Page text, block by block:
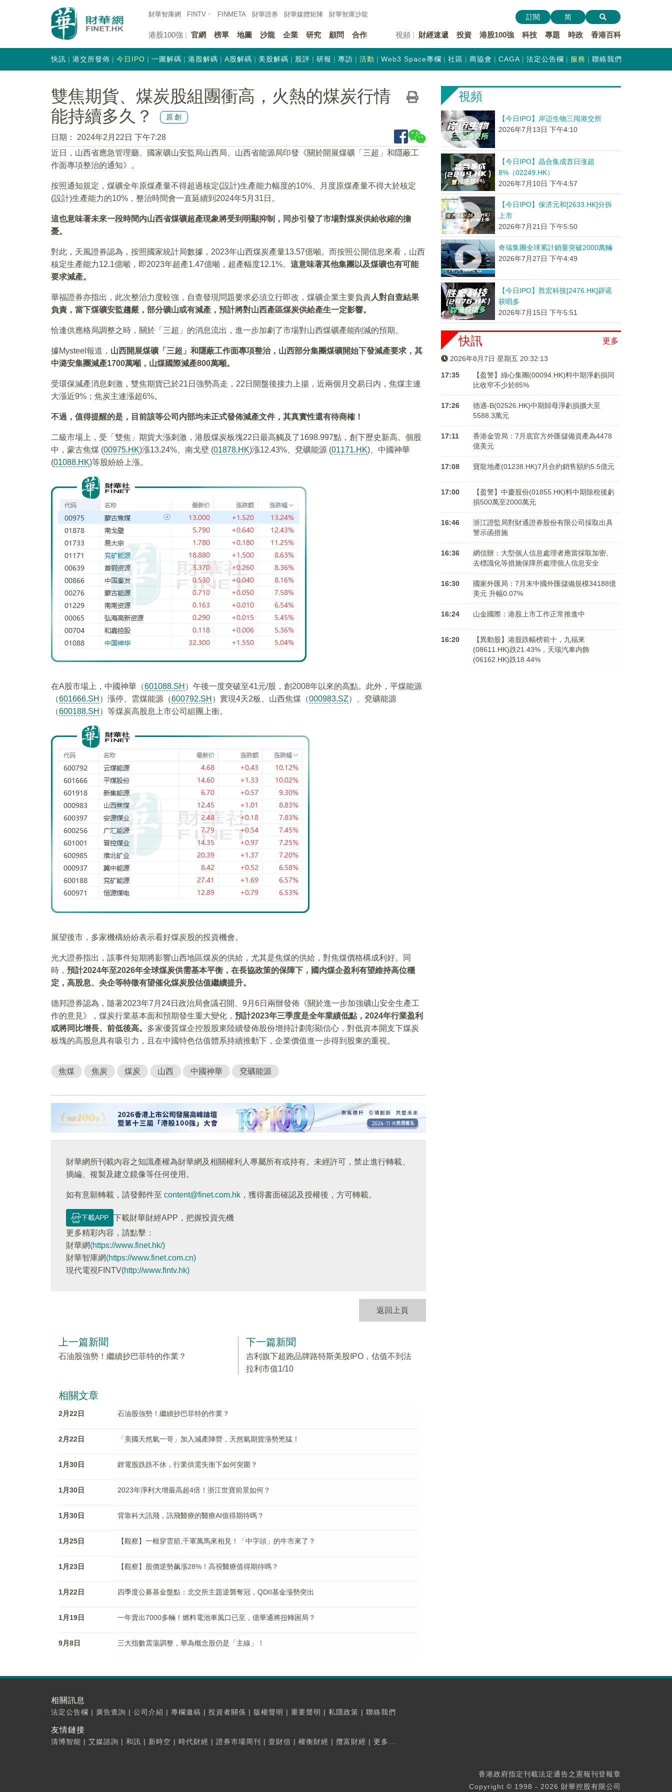
財華智庫網 FINTV FINMETA 財華證券 財華媒體矩陣 財華智庫沙龍
港股100強 官網 榜單 地圖 沙龍 企業 研究 顧問 合作 視頻 財經速遞 投資 港股100強 科技 專題 時政 香港百科
訂閱 简
快訊 港交所發佈 今日IPO 一圖解碼 港股解碼 A股解碼 美股解碼 股評 研報 專訪 活動 Web3 Space專欄 社區 商協會 CAGA 法定公告欄 服務 聯絡我們
雙焦期貨、煤炭股組團衝高，火熱的煤炭行情
能持續多久？
原創
日期：
2024年2月22日 下午7:28
近日，山西省應急管理廳、國家礦山安監局山西局、山西省能源局印發《關於開展煤礦「三超」和隱蔽工
作面專項整治的通知》。
按照通知規定，煤礦全年原煤產量不得超過核定(設計)生產能力幅度的10%、月度原煤產量不得大於核定
(設計)生產能力的10%，整治時間會一直延續到2024年5月31日。
這也意味著未來一段時間内山西省煤礦超產現象將受到明顯抑制，同步引發了市場對煤炭供給收縮的擔
憂。
對此，天風證券認為，按照國家統計局數據，2023年山西煤炭產量13.57億噸。而按照公開信息來看，山西
核定生產能力12.1億噸，即2023年超產1.47億噸，超產幅度12.1%。 這意味著其他集團以及煤礦也有可能
要求減產。
華福證券亦指出，此次整治力度較強，自查發現問題要求必須立行即改，煤礦企業主要負責人對自查結果
負責，當下煤礦安監趨嚴，部分礦山或有減產，預計將對山西產區煤炭供給產生一定影響。
恰逢供應格局調整之時，關於「三超」的消息流出，進一步加劇了市場對山西煤礦產能削減的預期。
據Mysteel報道， 山西開展煤礦「三超」和隱蔽工作面專項整治，山西部分集團煤礦開始下發減產要求，其
中潞安集團減產1700萬噸，山煤國際減產800萬噸。
受環保減產消息刺激，雙焦期貨已於21日強勢高走，22日開盤後接力上揚，近兩個月交易日内，焦煤主連
大漲近9%；焦炭主連漲超6%。
不過，值得提醒的是，目前該等公司内部均未正式發佈減產文件，其真實性還有待商榷！
二級市場上，受「雙焦」期貨大漲刺激，港股煤炭板塊22日最高觸及了1698.997點，創下歷史新高。個股
中，蒙古焦煤 (00975.HK)漲13.24%、南戈壁 (01878.HK)漲12.43%、兗礦能源 (01171.HK)、中國神華
(01088.HK)等股紛紛上漲。
在A股市場上，中國神華（601088.SH ）午後一度突破至41元/股，創2008年以來的高點。此外，平煤能源
（601666.SH ）漲停、雲煤能源（600792.SH ）實現4天2板、山西焦煤（000983.SZ）、兗礦能源
（600188.SH ）等煤炭高股息上市公司組團上衝。
展望後市，多家機構紛紛表示看好煤炭股的投資機會。
光大證券指出，該事件短期將影響山西地區煤炭的供給，尤其是焦煤的供給，對焦煤價格構成利好。同
時， 預計2024年至2026年全球煤炭供需基本平衡，在長協政策的保障下，國内煤企盈利有望維持高位穩
定，高股息、央企等特徵有望催化煤炭股估值繼續提升。
德邦證券認為，隨著2023年7月24日政治局會議召開、9月6日兩辦發佈《關於進一步加強礦山安全生產工
作的意見》，煤炭行業基本面和預期發生重大變化， 預計2023年三季度是全年業績低點，2024年行業盈利
或將同比增長、前低後高。 多家優質煤企控股股東陸續發佈股份增持計劃彰顯信心，對低資本開支下煤炭
板塊的高股息具有吸引力，且在中國特色估值體系持續推動下，企業價值進一步得到股東的重視。
焦煤 焦炭 煤炭 山西 中國神華 兗礦能源
財華網所刊載內容之知識產權為財華網及相關權利人專屬所有或持有。未經許可，禁止進行轉載、
摘編、複製及建立鏡像等任何使用。
如有意願轉載，請發郵件至 content@finet.com.hk ，獲得書面確認及授權後，方可轉載。
下載APP
下載財華財經APP，把握投資先機
更多精彩内容，請點擊：
財華網(https://www.finet.hk/)
財華智庫網(https://www.finet.com.cn)
現代電視FINTV(http://www.fintv.hk)
返回上頁
上一篇新聞
石油股強勢！繼續抄巴菲特的作業？
下一篇新聞
吉利旗下超跑品牌路特斯美股IPO，估值不到法
拉利市值1/10
相關文章
2月22日 石油股強勢！繼續抄巴菲特的作業？
2月22日 「美國天然氣一哥」加入減產陣營，天然氣期貨漲勢兇猛！
1月30日 鋰電股跌跌不休，行業供需失衡下如何突圍？
1月30日 2023年淨利大增最高超4倍！浙江世寶前景如何？
1月30日 背靠科大訊飛，訊飛醫療的醫療AI值得期待嗎？
1月25日 【觀察】一根穿雲箭,千軍萬馬來相見！「中字頭」的牛市來了？
1月23日 【觀察】股價逆勢飙漲28%！高視醫療值得期待嗎？
1月22日 四季度公募基金盤點：北交所主題逆襲奪冠，QDII基金漲勢突出
1月19日 一年賣出7000多輛！燃料電池車風口已至，億華通將扭轉困局？
9月8日 三大指數震蕩調整，華為概念股仍是「主線」！
視頻
【今日IPO】岸迈生物三闯港交所
2026年7月13日 下午4:10
【今日IPO】晶合集成首日涨超
8%（02249.HK）
2026年7月10日 下午4:57
【今日IPO】保济元和[2633.HK]分拆
上市
2026年7月21日 下午5:50
奇瑞集團全球累計銷量突破2000萬輛
2026年7月27日 下午4:49
【今日IPO】胜宏科技[2476.HK]辟谣
获唱多
2026年7月15日 下午5:51
更多
快訊
2026年8月7日 星期五 20:32:14
17:35
【盈警】綠心集團(00094.HK)料中期淨虧損同
比收窄不少於85%
17:26
德適-B(02526.HK)中期歸母淨虧損擴大至
5588.3萬元
17:11
香港金管局：7月底官方外匯儲備資產為4478
億美元
17:08 寶龍地產(01238.HK)7月合約銷售額約5.5億元
17:00
【盈警】中慶股份(01855.HK)料中期除稅後虧
損500萬至2000萬元
16:46
浙江證監局對財通證券股份有限公司採取出具
警示函措施
16:36
網信辦：大型個人信息處理者應當採取加密、
去標識化等措施保障所處理個人信息安全
16:30
國家外匯局：7月末中國外匯儲備規模34188億
美元 升幅0.07%
16:24 山金國際：港股上市工作正常推進中
16:20
【異動股】港股跌幅榜前十，九福來
(08611.HK)跌21.43%，天瑞汽車内飾
(06162.HK)跌18.44%
相關訊息
法定公告欄 | 廣告查詢 | 公司介紹 | 專欄邀稿 | 投資者關係 | 版權聲明 | 重要聲明 | 私隱政策 | 聯絡我們
友情鏈接
清博智能 | 艾媒諮詢 | 和訊 | 新時空 | 時代財經 | 證券市場周刊 | 壹財信 | 權衡財經 | 攬富財經 | 更多...
香港政府指定刊載法定通告之憲報刊登報章
Copyright © 1998 - 2026 財華控股有限公司